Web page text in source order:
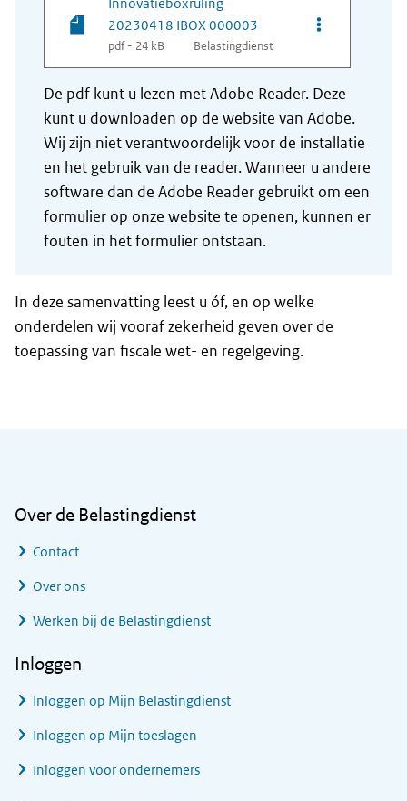
20230418 IBOX 000003
pdf - 24 kB Belastingdienst
Opties van
De pdf kunt u lezen met Adobe Reader. Deze
kunt u downloaden op de website van Adobe.
Wij zijn niet verantwoordelijk voor de installatie
en het gebruik van de reader. Wanneer u andere
software dan de Adobe Reader gebruikt om een
formulier op onze website te openen, kunnen er
fouten in het formulier ontstaan.
In deze samenvatting leest u óf, en op welke
onderdelen wij vooraf zekerheid geven over de
toepassing van fiscale wet- en regelgeving.
Over de Belastingdienst
Contact
Over ons
Werken bij de Belastingdienst
Inloggen
Inloggen op Mijn Belastingdienst
Inloggen op Mijn toeslagen
Inloggen voor ondernemers